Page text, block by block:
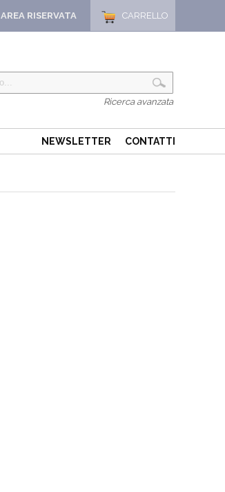
CARRELLO
AREA RISERVATA
Ricerca avanzata
NEWSLETTER CONTATTI